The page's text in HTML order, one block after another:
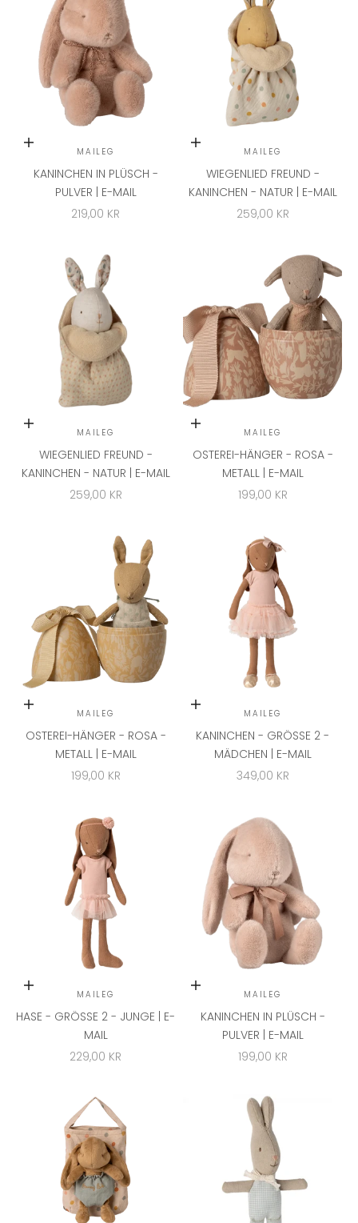
In den Warenkorb
MAILEG
KANINCHEN IN PLÜSCH -
PULVER | E-MAIL
ANGEBOT
219,00 KR
In den Warenkorb
MAILEG
WIEGENLIED FREUND -
KANINCHEN - NATUR | E-MAIL
ANGEBOT
259,00 KR
In den Warenkorb
MAILEG
WIEGENLIED FREUND -
KANINCHEN - NATUR | E-MAIL
ANGEBOT
259,00 KR
In den Warenkorb
MAILEG
OSTEREI-HÄNGER - ROSA -
METALL | E-MAIL
ANGEBOT
199,00 KR
In den Warenkorb
MAILEG
OSTEREI-HÄNGER - ROSA -
METALL | E-MAIL
ANGEBOT
199,00 KR
In den Warenkorb
MAILEG
KANINCHEN - GRÖSSE 2 - M
ÄDCHEN | E-MAIL
ANGEBOT
349,00 KR
In den Warenkorb
MAILEG
HASE - GRÖSSE 2 - JUNGE | E-M
AIL
ANGEBOT
229,00 KR
In den Warenkorb
MAILEG
KANINCHEN IN PLÜSCH -
PULVER | E-MAIL
ANGEBOT
199,00 KR